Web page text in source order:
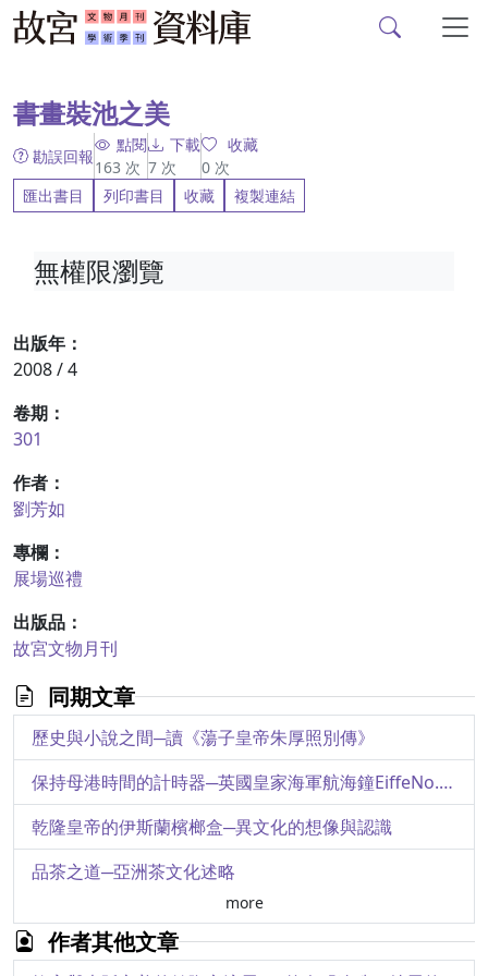
書畫裝池之美
勘誤回報
點閱
163 次
下載
7 次
收藏
0 次
匯出書目
列印書目 收藏 複製連結
出版年：
2008 / 4
卷期：
301
作者：
劉芳如
專欄：
展場巡禮
出版品：
故宮文物月刊
同期文章
歷史與小說之間─讀《蕩子皇帝朱厚照別傳》
保持母港時間的計時器─英國皇家海軍航海鐘EiffeNo.5的介紹
乾隆皇帝的伊斯蘭檳榔盒─異文化的想像與認識
品茶之道─亞洲茶文化述略
因感故形有殊別─亞洲的觀音造像
more
作者其他文章
無權限瀏覽